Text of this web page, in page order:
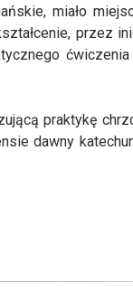
miało
przez
praktykę
dawny